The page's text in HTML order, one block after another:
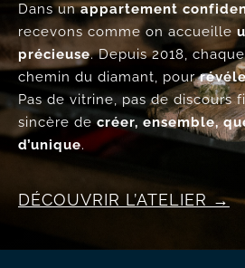
Dans unappartement
recevons comme on accueille
précieuse. Depuis 2018,
chemin du diamant, pour
Pas de vitrine, pas de discours
sincère de créer, ensemble,
d’unique.
DÉCOUVRIR L’ATELIER